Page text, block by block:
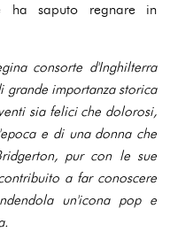
ha saputo regnare in
consorte d'Inghilterra
grande importanza storica
sia felici che dolorosi,
e di una donna che
pur con le sue
a far conoscere
un'icona pop e